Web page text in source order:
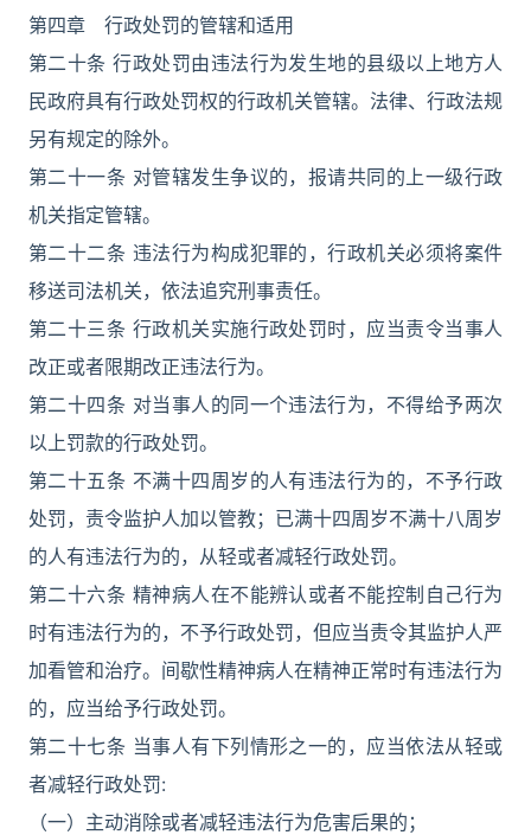
第四章 行政处罚的管辖和适用
第二十条 行政处罚由违法行为发生地的县级以上地方人
民政府具有行政处罚权的行政机关管辖。法律、行政法规
另有规定的除外。
第二十一条 对管辖发生争议的，报请共同的上一级行政
机关指定管辖。
第二十二条 违法行为构成犯罪的，行政机关必须将案件
移送司法机关，依法追究刑事责任。
第二十三条 行政机关实施行政处罚时，应当责令当事人
改正或者限期改正违法行为。
第二十四条 对当事人的同一个违法行为，不得给予两次
以上罚款的行政处罚。
第二十五条 不满十四周岁的人有违法行为的，不予行政
处罚，责令监护人加以管教；已满十四周岁不满十八周岁
的人有违法行为的，从轻或者减轻行政处罚。
第二十六条 精神病人在不能辨认或者不能控制自己行为
时有违法行为的，不予行政处罚，但应当责令其监护人严
加看管和治疗。间歇性精神病人在精神正常时有违法行为
的，应当给予行政处罚。
第二十七条 当事人有下列情形之一的，应当依法从轻或
者减轻行政处罚:
（一）主动消除或者减轻违法行为危害后果的；